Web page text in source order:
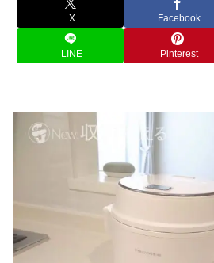
X Facebook
LINE Pinterest